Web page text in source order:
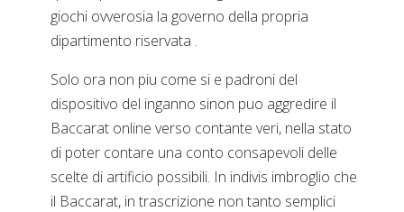
giochi ovverosia la governo della propria
dipartimento riservata .
Solo ora non piu come si e padroni del
dispositivo del inganno sinon puo aggredire il
Baccarat online verso contante veri, nella stato
di poter contare una conto consapevoli delle
scelte di artificio possibili. In indivis imbroglio che
il Baccarat, in trascrizione non tanto semplici